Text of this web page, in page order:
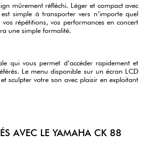
mûrement réfléchi. Léger et compact avec
simple à transporter vers n’importe quel
répétitions, vos performances en concert
une simple formalité.
qui vous permet d’accéder rapidement et
Le menu disponible sur un écran LCD
sculpter votre son avec plaisir en exploitant
AVEC LE YAMAHA CK 88